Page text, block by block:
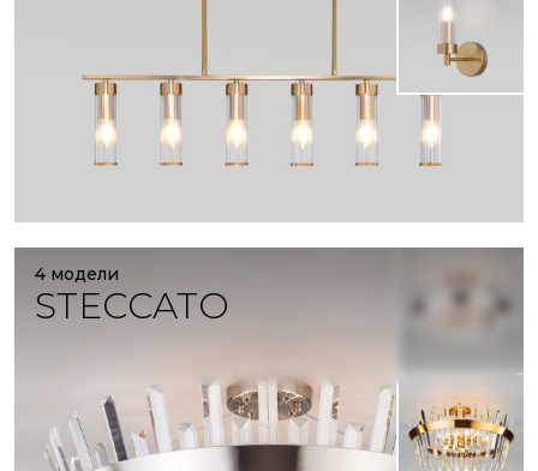
4 модели
STECCATO